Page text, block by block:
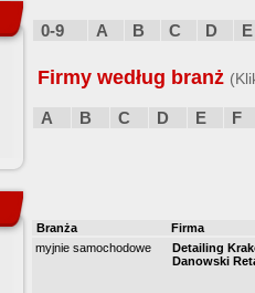
0-9 A B C D E
Firmy według branż
A B C D E F
Branża
Firma
myjnie samochodowe
Detailing
Danowski